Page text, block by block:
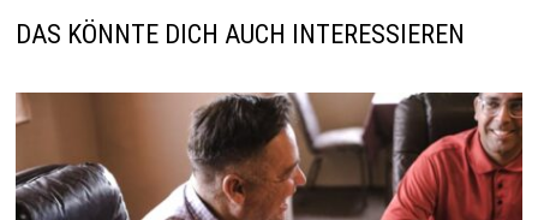
DAS KÖNNTE DICH AUCH INTERESSIEREN